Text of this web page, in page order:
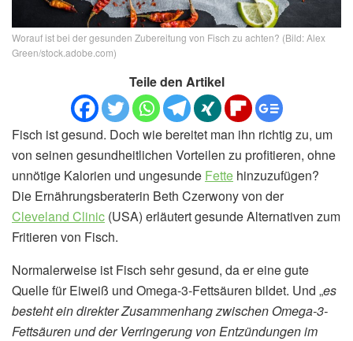
Worauf ist bei der gesunden Zubereitung von Fisch zu achten? (Bild: Alex
Green/stock.adobe.com)
Teile den Artikel
Fisch ist gesund. Doch wie bereitet man ihn richtig zu, um
von seinen gesundheitlichen Vorteilen zu profitieren, ohne
unnötige Kalorien und ungesunde Fette hinzuzufügen?
Die Ernährungsberaterin Beth Czerwony von der
Cleveland Clinic (USA) erläutert gesunde Alternativen zum
Fritieren von Fisch.
Normalerweise ist Fisch sehr gesund, da er eine gute
Quelle für Eiweiß und Omega-3-Fettsäuren bildet. Und „es
besteht ein direkter Zusammenhang zwischen Omega-3-
Fettsäuren und der Verringerung von Entzündungen im